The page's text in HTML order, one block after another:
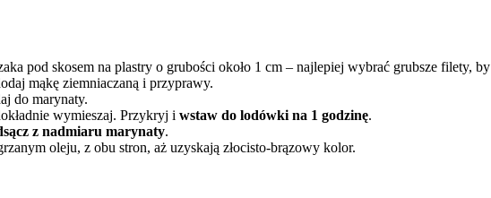
pod skosem na plastry o grubości około 1 cm – najlepiej wybrać grubsze filety,
mąkę ziemniaczaną i przyprawy.
do marynaty.
wymieszaj. Przykryj i wstaw do lodówki na 1 godzinę.
z nadmiaru marynaty.
oleju, z obu stron, aż uzyskają złocisto-brązowy kolor.